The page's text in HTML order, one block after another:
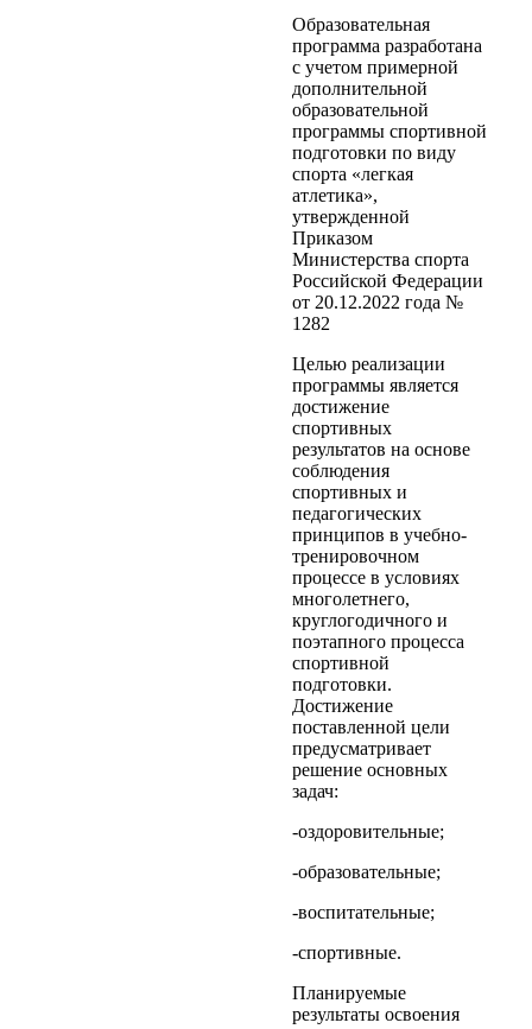
Образовательная
программа разработана
с учетом примерной
дополнительной
образовательной
программы спортивной
подготовки по виду
спорта «легкая
атлетика»,
утвержденной
Приказом
Министерства спорта
Российской Федерации
от 20.12.2022 года №
1282
Целью реализации
программы является
достижение
спортивных
результатов на основе
соблюдения
спортивных и
педагогических
принципов в учебно-
тренировочном
процессе в условиях
многолетнего,
круглогодичного и
поэтапного процесса
спортивной
подготовки.
Достижение
поставленной цели
предусматривает
решение основных
задач:
-оздоровительные;
-образовательные;
-воспитательные;
-спортивные.
Планируемые
результаты освоения